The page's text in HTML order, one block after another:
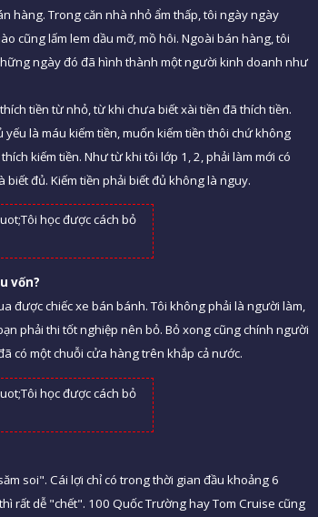
hàng. Trong căn nhà nhỏ ẩm thấp, tôi ngày ngày
cũng lấm lem dầu mỡ, mồ hôi. Ngoài bán hàng, tôi
ngày đó đã hình thành một người kinh doanh như
tiền từ nhỏ, từ khi chưa biết xài tiền đã thích tiền.
là máu kiếm tiền, muốn kiếm tiền thôi chứ không
kiếm tiền. Như từ khi tôi lớp 1, 2, phải làm mới có
đủ. Kiếm tiền phải biết đủ không là nguy.
vốn?
được chiếc xe bán bánh. Tôi không phải là người làm,
phải thi tốt nghiệp nên bỏ. Bỏ xong cũng chính người
có một chuỗi cửa hàng trên khắp cả nước.
soi". Cái lợi chỉ có trong thời gian đầu khoảng 6
rất dễ "chết". 100 Quốc Trường hay Tom Cruise cũng